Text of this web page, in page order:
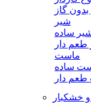
گاز
شیر
ساده
طعم دار
ماست
ساده
دار
و خشکبار